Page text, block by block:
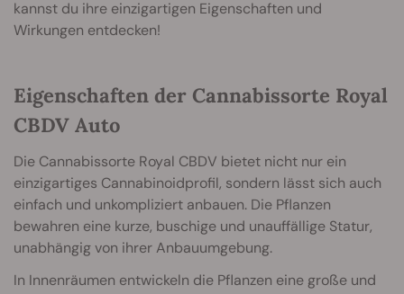
kannst du ihre einzigartigen Eigenschaften und
Wirkungen entdecken!
Eigenschaften der Cannabissorte Royal
CBDV Auto
Die Cannabissorte Royal CBDV bietet nicht nur ein
einzigartiges Cannabinoidprofil, sondern lässt sich auch
einfach und unkompliziert anbauen. Die Pflanzen
bewahren eine kurze, buschige und unauffällige Statur,
unabhängig von ihrer Anbauumgebung.
In Innenräumen entwickeln die Pflanzen eine große und